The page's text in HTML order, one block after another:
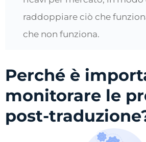
raddoppiare ciò che
che non funziona.
Perché è
monitorare le
post-